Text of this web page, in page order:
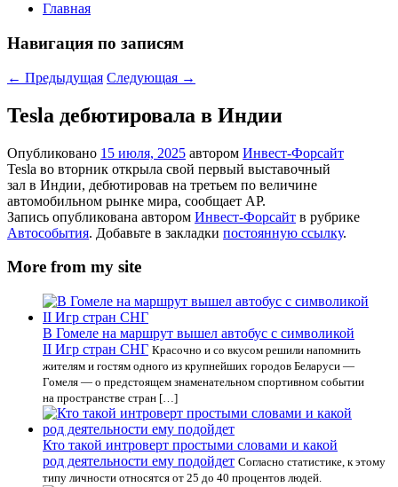
Главная
Навигация по записям
← Предыдущая Следующая →
Tesla дебютировала в Индии
Опубликовано 15 июля, 2025 автором Инвест-Форсайт
Tesla во вторник открыла свой первый выставочный
зал в Индии, дебютировав на третьем по величине
автомобильном рынке мира, сообщает AP.
Запись опубликована автором Инвест-Форсайт в рубрике
Автособытия. Добавьте в закладки постоянную ссылку.
More from my site
В Гомеле на маршрут вышел автобус с символикой
II Игр стран СНГ Красочно и со вкусом решили напомнить
жителям и гостям одного из крупнейших городов Беларуси —
Гомеля — о предстоящем знаменательном спортивном событии
на пространстве стран […]
Кто такой интроверт простыми словами и какой
род деятельности ему подойдет Согласно статистике, к этому
типу личности относятся от 25 до 40 процентов людей.